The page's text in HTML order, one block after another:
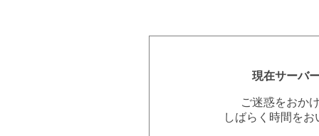
現在サーバ
ご迷惑をおか
しばらく時間を